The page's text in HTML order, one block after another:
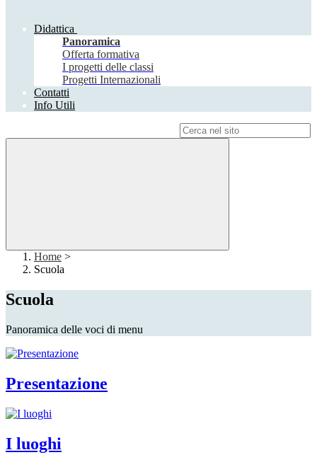
Didattica
Panoramica
Offerta formativa
I progetti delle classi
Progetti Internazionali
Contatti
Info Utili
Home >
Scuola
Scuola
Panoramica delle voci di menu
Presentazione
I luoghi